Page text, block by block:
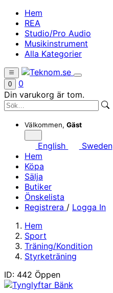
Hem
REA
Studio/Pro Audio
Musikinstrument
Alla Kategorier
0
0
Din varukorg är tom.
Välkommen, Gäst
English
Sweden
Hem
Köpa
Sälja
Butiker
Önskelista
Registrera / Logga In
Hem
Sport
Träning/Kondition
Styrketräning
ID: 442 Öppen